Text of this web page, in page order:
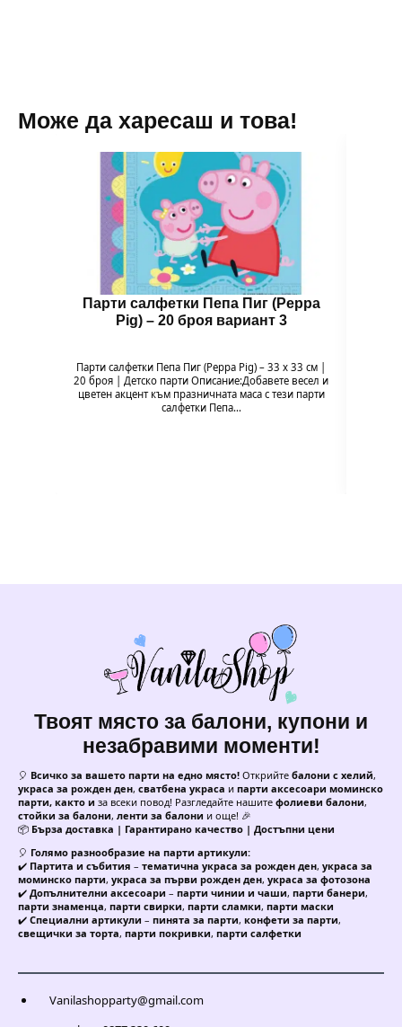
Може да харесаш и това!
Парти салфетки Пепа Пиг (Peppa
Pig) – 20 броя вариант 3
Парти салфетки Пепа Пиг (Peppa Pig) – 33 x 33 см |
20 броя | Детско парти Описание:Добавете весел и
цветен акцент към празничната маса с тези парти
салфетки Пепа…
Твоят място за балони, купони и
незабравими моменти!
🎈 Всичко за вашето парти на едно място! Открийте балони с хелий,
украса за рожден ден, сватбена украса и парти аксесоари моминско
парти, както и за всеки повод! Разгледайте нашите фолиеви балони,
стойки за балони, ленти за балони и още! 🎉
📦 Бърза доставка | Гарантирано качество | Достъпни цени
🎈 Голямо разнообразие на парти артикули:
✔️ Партита и събития – тематична украса за рожден ден, украса за
моминско парти, украса за първи рожден ден, украса за фотозона
✔️ Допълнителни аксесоари – парти чинии и чаши, парти банери,
парти знаменца, парти свирки, парти сламки, парти маски
✔️ Специални артикули – пинята за парти, конфети за парти,
свещички за торта, парти покривки, парти салфетки
Vanilashopparty@gmail.com